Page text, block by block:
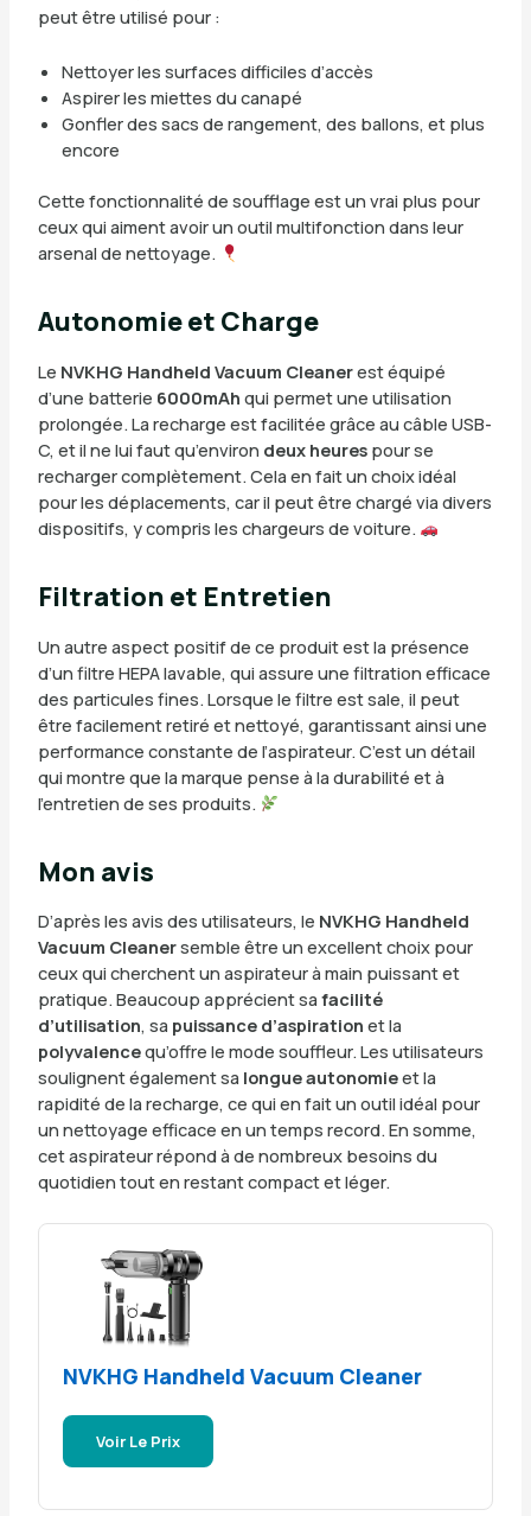
peut être utilisé pour :
Nettoyer les surfaces difficiles d’accès
Aspirer les miettes du canapé
Gonfler des sacs de rangement, des ballons, et plus
encore
Cette fonctionnalité de soufflage est un vrai plus pour
ceux qui aiment avoir un outil multifonction dans leur
arsenal de nettoyage.
Autonomie et Charge
Le NVKHG Handheld Vacuum Cleanerest équipé
d’une batterie 6000mAh qui permet une utilisation
prolongée. La recharge est facilitée grâce au câble USB-
C, et il ne lui faut qu’environ deux heurespour se
recharger complètement. Cela en fait un choix idéal
pour les déplacements, car il peut être chargé via divers
dispositifs, y compris les chargeurs de voiture.
Filtration et Entretien
Un autre aspect positif de ce produit est la présence
d’un filtre HEPA lavable, qui assure une filtration efficace
des particules fines. Lorsque le filtre est sale, il peut
être facilement retiré et nettoyé, garantissant ainsi une
performance constante de l’aspirateur. C’est un détail
qui montre que la marque pense à la durabilité et à
l’entretien de ses produits.
Mon avis
D’après les avis des utilisateurs, le NVKHG Handheld
Vacuum Cleanersemble être un excellent choix pour
ceux qui cherchent un aspirateur à main puissant et
pratique. Beaucoup apprécient sa facilité
d’utilisation, sa puissance d’aspiration et la
polyvalencequ’offre le mode souffleur. Les utilisateurs
soulignent également sa longue autonomieet la
rapidité de la recharge, ce qui en fait un outil idéal pour
un nettoyage efficace en un temps record. En somme,
cet aspirateur répond à de nombreux besoins du
quotidien tout en restant compact et léger.
NVKHG Handheld Vacuum Cleaner
Voir Le Prix